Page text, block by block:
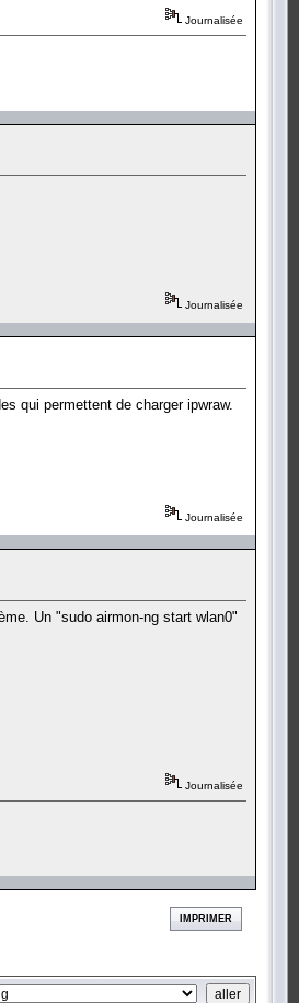
Journalisée
Journalisée
qui permettent de charger ipwraw.
Journalisée
Un "sudo airmon-ng start wlan0"
Journalisée
IMPRIMER